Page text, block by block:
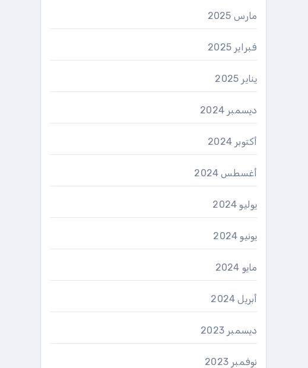
مارس 2025
فبراير 2025
يناير 2025
ديسمبر 2024
أكتوبر 2024
أغسطس 2024
يوليو 2024
يونيو 2024
مايو 2024
أبريل 2024
ديسمبر 2023
نوفمبر 2023